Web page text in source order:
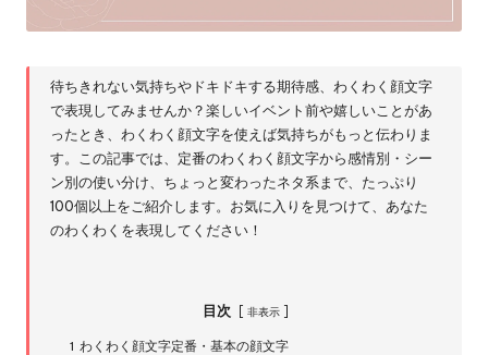
待ちきれない気持ちやドキドキする期待感、わくわく顔文字
で表現してみませんか？楽しいイベント前や嬉しいことがあ
ったとき、わくわく顔文字を使えば気持ちがもっと伝わりま
す。この記事では、定番のわくわく顔文字から感情別・シー
ン別の使い分け、ちょっと変わったネタ系まで、たっぷり
100個以上をご紹介します。お気に入りを見つけて、あなた
のわくわくを表現してください！
目次 非表示
1 わくわく顔文字定番・基本の顔文字